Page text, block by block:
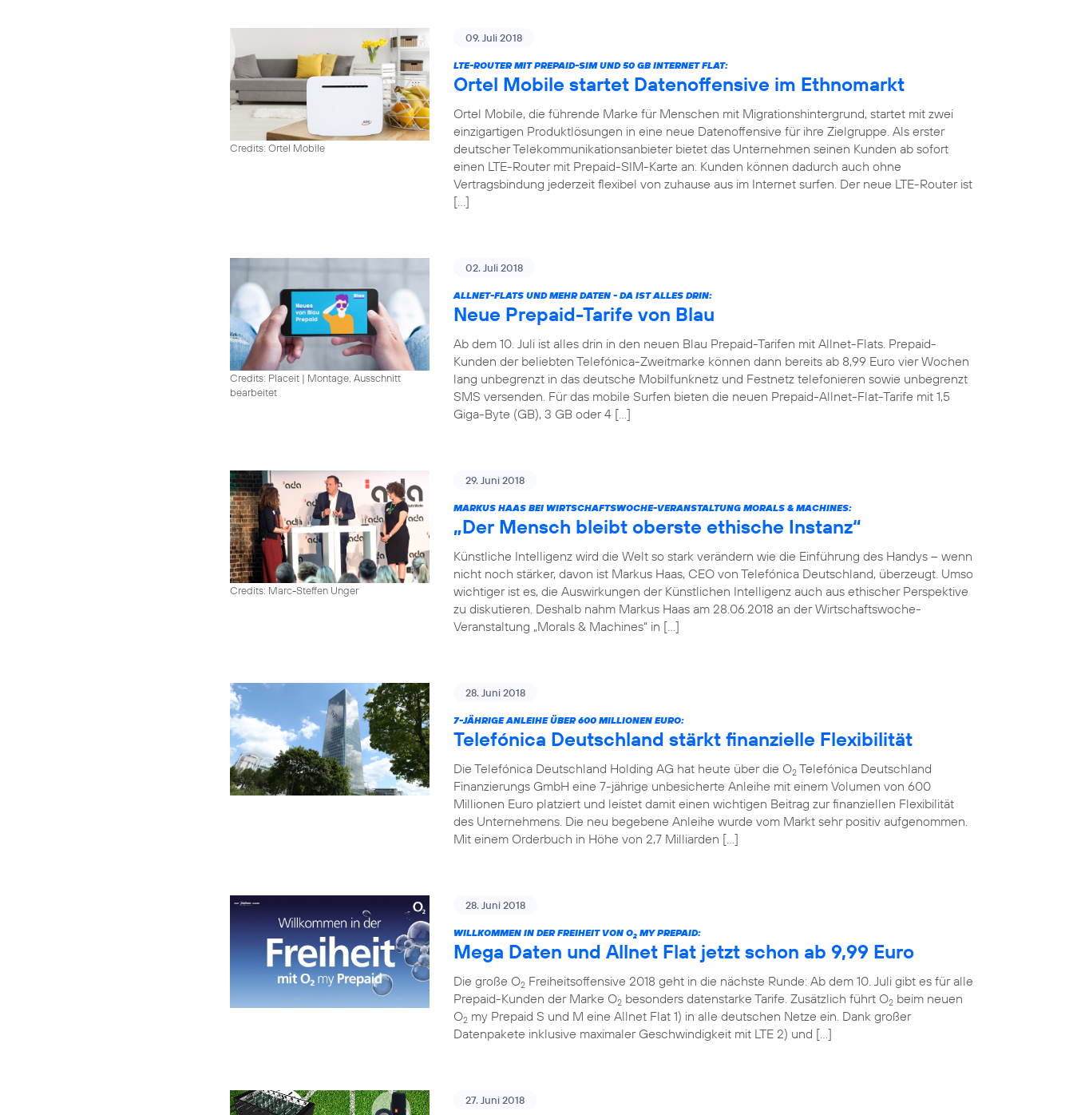
Credits: Ortel Mobile
09. Juli 2018
LTE-ROUTER MIT PREPAID-SIM UND 50 GB INTERNET FLAT:
Ortel Mobile startet Datenoffensive im Ethnomarkt
Ortel Mobile, die führende Marke für Menschen mit Migrationshintergrund, startet mit zwei
einzigartigen Produktlösungen in eine neue Datenoffensive für ihre Zielgruppe. Als erster
deutscher Telekommunikationsanbieter bietet das Unternehmen seinen Kunden ab sofort
einen LTE-Router mit Prepaid-SIM-Karte an. Kunden können dadurch auch ohne
Vertragsbindung jederzeit flexibel von zuhause aus im Internet surfen. Der neue LTE-Router ist
[…]
Credits: Placeit | Montage, Ausschnitt
bearbeitet
02. Juli 2018
ALLNET-FLATS UND MEHR DATEN - DA IST ALLES DRIN:
Neue Prepaid-Tarife von Blau
Ab dem 10. Juli ist alles drin in den neuen Blau Prepaid-Tarifen mit Allnet-Flats. Prepaid-
Kunden der beliebten Telefónica-Zweitmarke können dann bereits ab 8,99 Euro vier Wochen
lang unbegrenzt in das deutsche Mobilfunknetz und Festnetz telefonieren sowie unbegrenzt
SMS versenden. Für das mobile Surfen bieten die neuen Prepaid-Allnet-Flat-Tarife mit 1,5
Giga-Byte (GB), 3 GB oder 4 […]
Credits: Marc-Steffen Unger
29. Juni 2018
MARKUS HAAS BEI WIRTSCHAFTSWOCHE-VERANSTALTUNG MORALS & MACHINES:
„Der Mensch bleibt oberste ethische Instanz“
Künstliche Intelligenz wird die Welt so stark verändern wie die Einführung des Handys – wenn
nicht noch stärker, davon ist Markus Haas, CEO von Telefónica Deutschland, überzeugt. Umso
wichtiger ist es, die Auswirkungen der Künstlichen Intelligenz auch aus ethischer Perspektive
zu diskutieren. Deshalb nahm Markus Haas am 28.06.2018 an der Wirtschaftswoche-
Veranstaltung „Morals & Machines“ in […]
28. Juni 2018
7-JÄHRIGE ANLEIHE ÜBER 600 MILLIONEN EURO:
Telefónica Deutschland stärkt finanzielle Flexibilität
Die Telefónica Deutschland Holding AG hat heute über die O2 Telefónica Deutschland
Finanzierungs GmbH eine 7-jährige unbesicherte Anleihe mit einem Volumen von 600
Millionen Euro platziert und leistet damit einen wichtigen Beitrag zur finanziellen Flexibilität
des Unternehmens. Die neu begebene Anleihe wurde vom Markt sehr positiv aufgenommen.
Mit einem Orderbuch in Höhe von 2,7 Milliarden […]
28. Juni 2018
WILLKOMMEN IN DER FREIHEIT VON O2 MY PREPAID:
Mega Daten und Allnet Flat jetzt schon ab 9,99 Euro
Die große O2 Freiheitsoffensive 2018 geht in die nächste Runde: Ab dem 10. Juli gibt es für alle
Prepaid-Kunden der Marke O2 besonders datenstarke Tarife. Zusätzlich führt O2 beim neuen
O2 my Prepaid S und M eine Allnet Flat 1) in alle deutschen Netze ein. Dank großer
Datenpakete inklusive maximaler Geschwindigkeit mit LTE 2) und […]
27. Juni 2018